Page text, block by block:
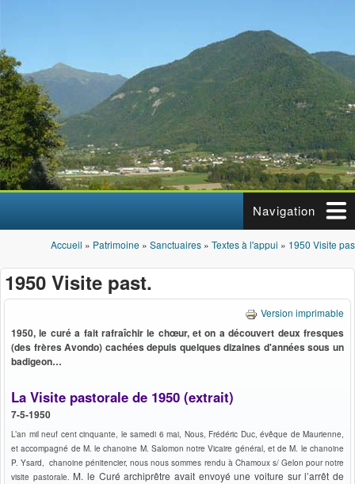
Navigation
Vous êtes ici
Accueil » Patrimoine » Sanctuaires » Textes à l'appui » 1950 Visite
1950 Visite past.
Version imprimable
1950, le curé a fait rafraîchir le chœur, et on a découvert deux fresques
(des frères Avondo) cachées depuis quelques dizaines d'années sous un
badigeon…
La Visite pastorale de 1950 (extrait)
7-5-1950
L’an mil neuf cent cinquante, le samedi 6 mai, Nous, Frédéric Duc, évêque de Maurienne,
et accompagné de M. le chanoine M. Salomon notre Vicaire général, et de M. le chanoine
P. Ysard, chanoine pénitencier, nous nous sommes rendu à Chamoux s/ Gelon pour notre
visite pastorale. M. le Curé archiprêtre avait envoyé une voiture sur l’arrêt de